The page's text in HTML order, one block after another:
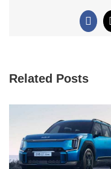
Related Posts